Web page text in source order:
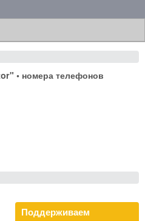
• номера телефонов
Поддерживаем